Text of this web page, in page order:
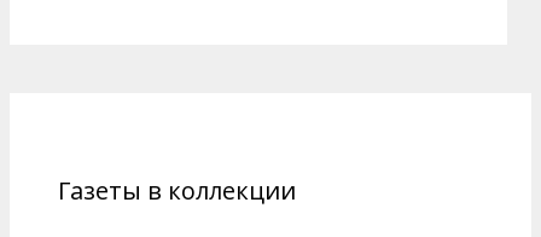
Газеты в коллекции